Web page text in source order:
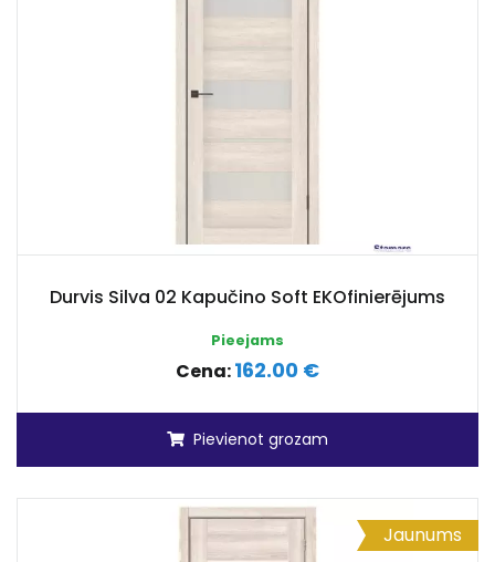
Durvis Silva 02 Kapučino Soft EKOfinierējums
Pieejams
Cena:162.00 €
Pievienot grozam
Jaunums